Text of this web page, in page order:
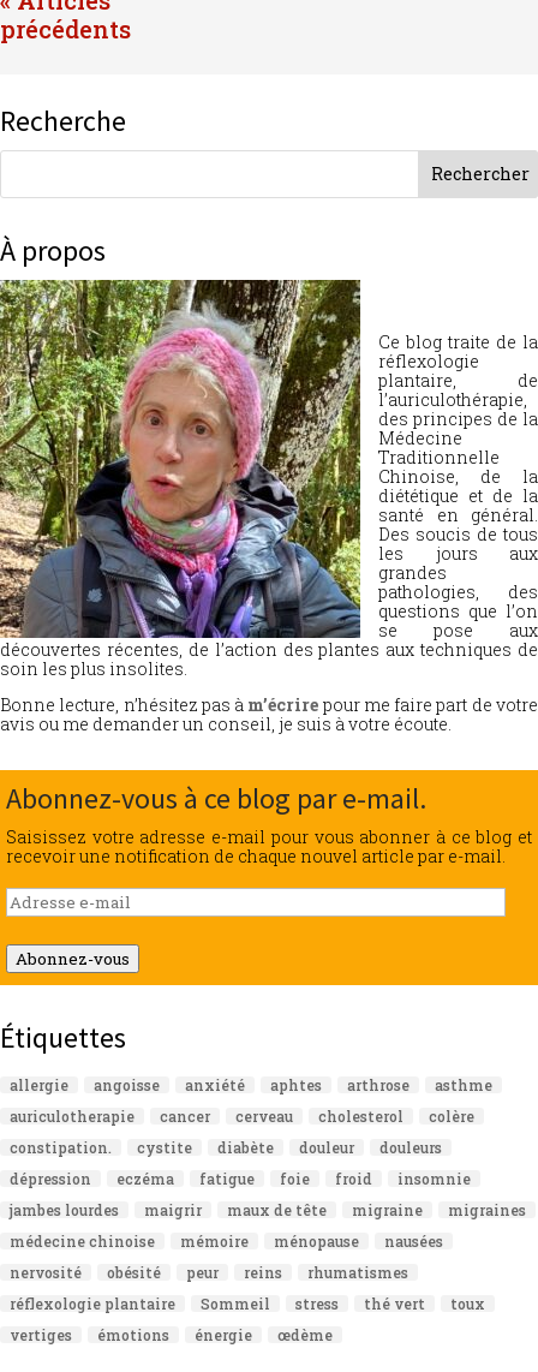
Recherche
À propos
Ce blog traite de la
réflexologie
plantaire, de
l’auriculothérapie,
des principes de la
Médecine
Traditionnelle
Chinoise, de la
diététique et de la
santé en général.
Des soucis de tous
les jours aux
grandes
pathologies, des
questions que l’on
se pose aux
découvertes récentes, de l’action des plantes aux techniques de
soin les plus insolites.
Bonne lecture, n’hésitez pas à m’écrire pour me faire part de votre
avis ou me demander un conseil, je suis à votre écoute.
Abonnez-vous à ce blog par e-mail.
Saisissez votre adresse e-mail pour vous abonner à ce blog et
recevoir une notification de chaque nouvel article par e-mail.
Adresse
e-
mail
Abonnez-vous
Étiquettes
allergie angoisse anxiété aphtes arthrose
asthme
auriculotherapie
cancer cerveau cholesterol
colère
constipation.
cystite diabète douleur
douleurs
dépression
eczéma fatigue foie froid
insomnie
jambes lourdes
maigrir maux de tête migraine
migraines
médecine chinoise
mémoire ménopause
nausées
nervosité
obésité peur reins
rhumatismes
réflexologie plantaire
Sommeil stress thé vert
toux
vertiges
émotions énergie œdème